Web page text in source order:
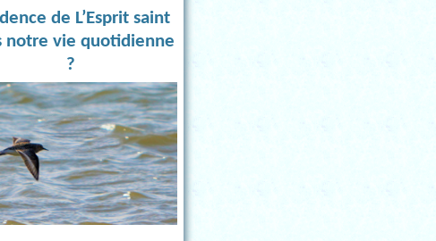
de L’Esprit saint
notre vie quotidienne
?